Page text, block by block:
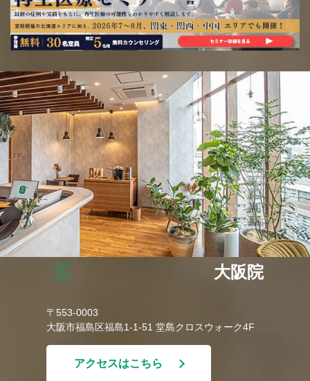
大阪院
〒553-0003
大阪市福島区福島1-1-51 堂島クロスウォーク4F
アクセスはこちら